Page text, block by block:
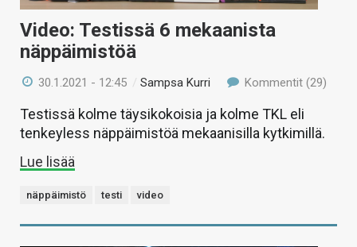
Video: Testissä 6 mekaanista
näppäimistöä
30.1.2021 - 12:45 /Sampsa Kurri Kommentit (29)
Testissä kolme täysikokoisia ja kolme TKL eli
tenkeyless näppäimistöä mekaanisilla kytkimillä.
Lue lisää
näppäimistö testi video